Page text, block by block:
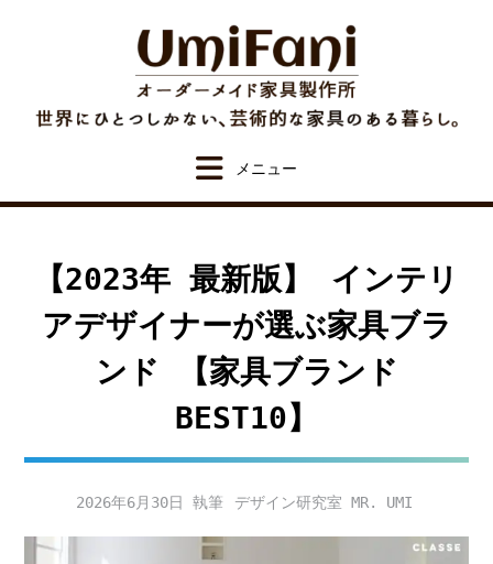
【2023年 最新版】 インテリ
アデザイナーが選ぶ家具ブラ
ンド 【家具ブランド
BEST10】
2026年6月30日 デザイン研究室 MR. UMI